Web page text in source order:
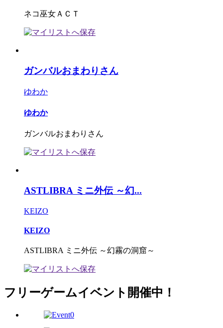
ネコ巫女ＡＣＴ
ガンバルおまわりさん
ゆわか
ゆわか
ガンバルおまわりさん
ASTLIBRA ミニ外伝 ～幻...
KEIZO
KEIZO
ASTLIBRA ミニ外伝 ～幻霧の洞窟～
フリーゲームイベント開催中！